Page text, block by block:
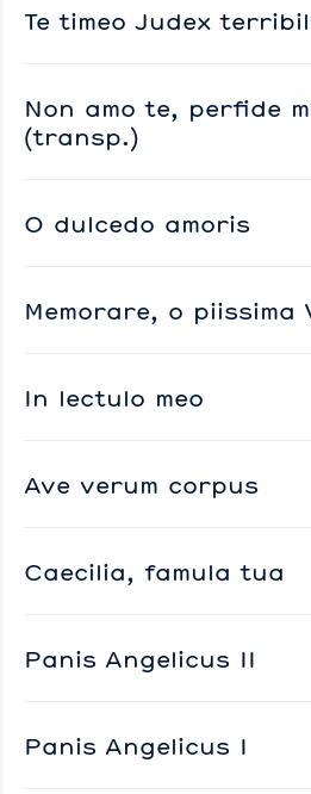
Te timeo Judex
Non amo te, perfide
(transp.)
O dulcedo amoris
Memorare, o piissima
In lectulo meo
Ave verum corpus
Caecilia, famula tua
Panis Angelicus II
Panis Angelicus I